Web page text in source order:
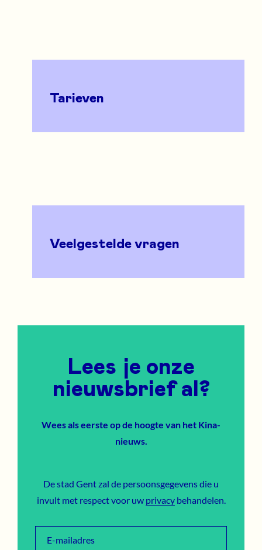
Tarieven
Veelgestelde vragen
Lees je onze
nieuwsbrief al?
Wees als eerste op de hoogte van het Kina-
nieuws.
De stad Gent zal de persoonsgegevens die u
invult met respect voor uw privacybehandelen.
E-mailadres